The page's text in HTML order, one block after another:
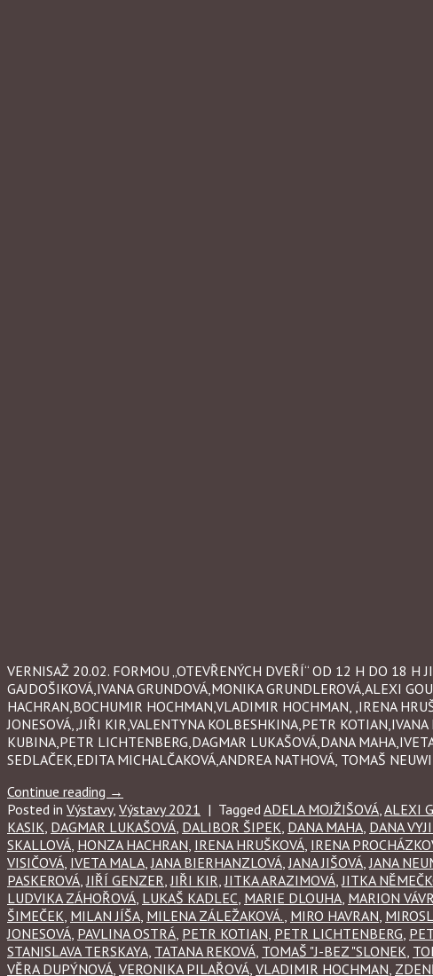
VERNISAŽ 20.02. FORMOU „OTEVŘENÝCH DVEŘÍ“ OD 12 H DO 18 H
GAJDOŠIKOVÁ,IVANA GRUNDOVÁ,MONIKA GRUNDLEROVÁ,ALEXI
HACHRAN,BOCHUMIR HOCHMAN,VLADIMIR HOCHMAN, ,IRENA
JONESOVÁ,,JIŘI KIR,VALENTYNA KOLBESHKINA,PETR
KUBINA,PETR LICHTENBERG,DAGMAR LUKAŠOVÁ,DANA
SEDLAČEK,EDITA MICHALČAKOVÁ,ANDREA NATHOVÁ, TOMAŠ
Continue reading →
Posted in Výstavy, Výstavy 2021 | Tagged ADELA MOJŽIŠOVÁ ALEXI
KASIK DAGMAR LUKAŠOVÁ DALIBOR ŠIPEK DANA MAHA DANA
SKALLOVÁ HONZA HACHRAN IRENA HRUŠKOVÁ IRENA
VISIČOVÁ IVETA MALA JANA BIERHANZLOVÁ JANA JIŠOVÁ JANA
PASKEROVÁ JIŘÍ GENZER JIŘI KIR JITKA ARAZIMOVÁ JITKA
LUDVIKA ZÁHOŘOVÁ LUKAŠ KADLEC MARIE DLOUHA MARION
ŠIMEČEK MILAN JÍŠA MILENA ZÁLEŽAKOVÁ. MIRO HAVRAN
JONESOVÁ PAVLINA OSTRÁ PETR KOTIAN PETR LICHTENBERG
STANISLAVA TERSKAYA TATANA REKOVÁ TOMAŠ "J-BEZ "SLONEK
VĚRA DUPÝNOVÁ VERONIKA PILAŘOVÁ VLADIMIR HOCHMAN